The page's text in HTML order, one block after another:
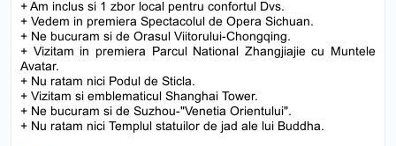
+ Am inclus si 1 zbor local pentru confortul Dvs.
+ Vedem in premiera Spectacolul de Opera Sichuan.
+ Ne bucuram si de Orasul Viitorului-Chongqing.
+ Vizitam in premiera Parcul National Zhangjiajie cu Muntele
Avatar.
+ Nu ratam nici Podul de Sticla.
+ Vizitam si emblematicul Shanghai Tower.
+ Ne bucuram si de Suzhou-"Venetia Orientului".
+ Nu ratam nici Templul statuilor de jad ale lui Buddha.